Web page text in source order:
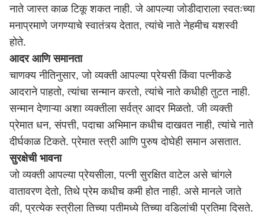
नाते जास्त काळ टिकू शकत नाही. जे आपल्या जोडीदाराला स्वतःच्या
मनाप्रमाणे जगण्याचे स्वातंत्र्य देतात, त्यांचे नाते नेहमीच यशस्वी
होते.
आदर आणि समानता
चाणक्य नीतिनुसार, जो व्यक्ती आपल्या प्रेयसी किंवा पत्नीकडे
आदराने पाहतो, त्यांचा सन्मान करतो, त्यांचे नाते कधीही तुटत नाही.
सन्मान देणाऱ्या अशा व्यक्तीला सर्वत्र आदर मिळतो. जी व्यक्ती
प्रेमात धन, संपत्ती, पदाचा अभिमान कधीच दाखवत नाही, त्यांचे नाते
दीर्घकाळ टिकते. प्रेमात स्त्री आणि पुरुष दोघेही समान असतात.
सुरक्षेची भावना
जो व्यक्ती आपल्या प्रेयसीला, पत्नी सुरक्षित वाटेल असे चांगले
वातावरण देतो, तिथे प्रेम कधीच कमी होत नाही. असे मानले जाते
की, प्रत्येक स्त्रीला तिच्या पतीमध्ये तिच्या वडिलांची प्रतिमा दिसते.